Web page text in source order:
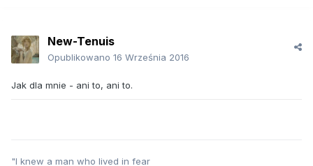
New-Tenuis
Opublikowano 16 Września 2016
Jak dla mnie - ani to, ani to.
"I knew a man who lived in fear